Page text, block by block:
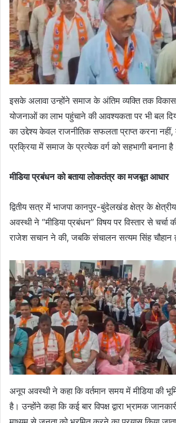
इसके अलावा उन्होंने समाज के अंतिम व्यक्ति तक
योजनाओं का लाभ पहुंचाने की आवश्यकता पर भी बल
का उद्देश्य केवल राजनीतिक सफलता प्राप्त करना नहीं,
प्रक्रिया में समाज के प्रत्येक वर्ग को सहभागी बनाना
मीडिया प्रबंधन को बताया लोकतंत्र का मजबूत आधार
द्वितीय सत्र में भाजपा कानपुर-बुंदेलखंड क्षेत्र के
अवस्थी ने “मीडिया प्रबंधन” विषय पर विस्तार से
राजेश सचान ने की, जबकि संचालन सत्यम सिंह चौहान
अनूप अवस्थी ने कहा कि वर्तमान समय में मीडिया की
है। उन्होंने कहा कि कई बार विपक्ष द्वारा भ्रामक